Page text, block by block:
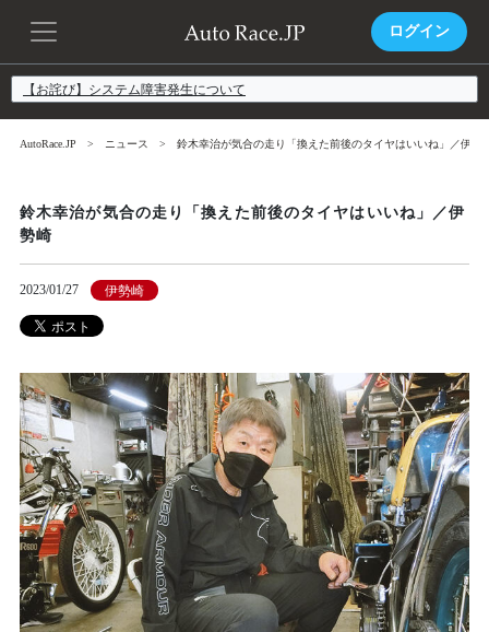
ログイン
【お詫び】システム障害発生について
AutoRace.JP ニュース 鈴木幸治が気合の走り「換えた前後のタイヤはいいね」／伊勢
鈴木幸治が気合の走り「換えた前後のタイヤはいいね」／伊
勢崎
2023/01/27 伊勢崎